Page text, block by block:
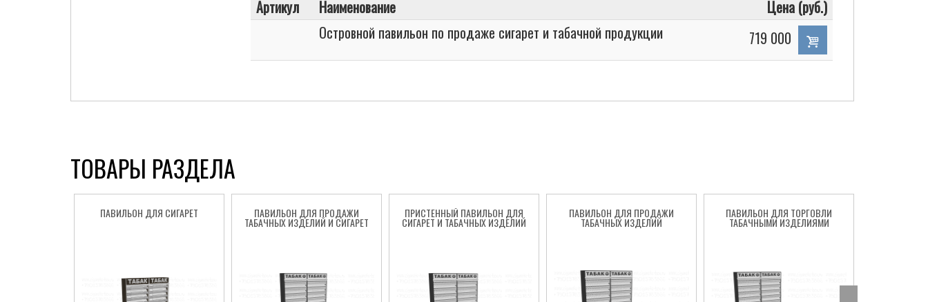
Артикул Наименование
Цена (руб.)
Островной павильон по продаже сигарет и табачной продукции
719 000
ТОВАРЫ РАЗДЕЛА
ПАВИЛЬОН ДЛЯ СИГАРЕТ ПАВИЛЬОН ДЛЯ ПРОДАЖИ
ТАБАЧНЫХ ИЗДЕЛИЙ И СИГАРЕТ
ПРИСТЕННЫЙ ПАВИЛЬОН ДЛЯ
СИГАРЕТ И ТАБАЧНЫХ ИЗДЕЛИЙ
ПАВИЛЬОН ДЛЯ ПРОДАЖИ
ТАБАЧНЫХ ИЗДЕЛИЙ
ПАВИЛЬОН ДЛЯ ТОРГОВЛИ
ТАБАЧНЫМИ ИЗДЕЛИЯМИ